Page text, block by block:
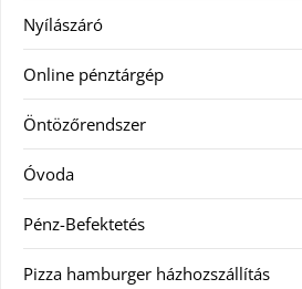
Nyílászáró
Online pénztárgép
Öntözőrendszer
Óvoda
Pénz-Befektetés
Pizza hamburger házhozszállítás